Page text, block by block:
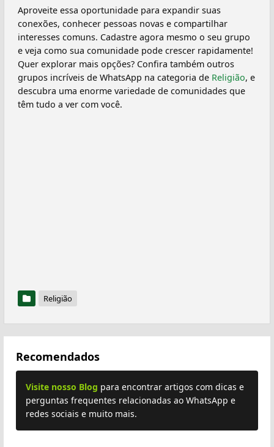
Aproveite essa oportunidade para expandir suas
conexões, conhecer pessoas novas e compartilhar
interesses comuns. Cadastre agora mesmo o seu grupo
e veja como sua comunidade pode crescer rapidamente!
Quer explorar mais opções? Confira também outros
grupos incríveis de WhatsApp na categoria de Religião, e
descubra uma enorme variedade de comunidades que
têm tudo a ver com você.
Religião
Recomendados
Visite nosso Blog para encontrar artigos com dicas e
perguntas frequentes relacionadas ao WhatsApp e
redes sociais e muito mais.